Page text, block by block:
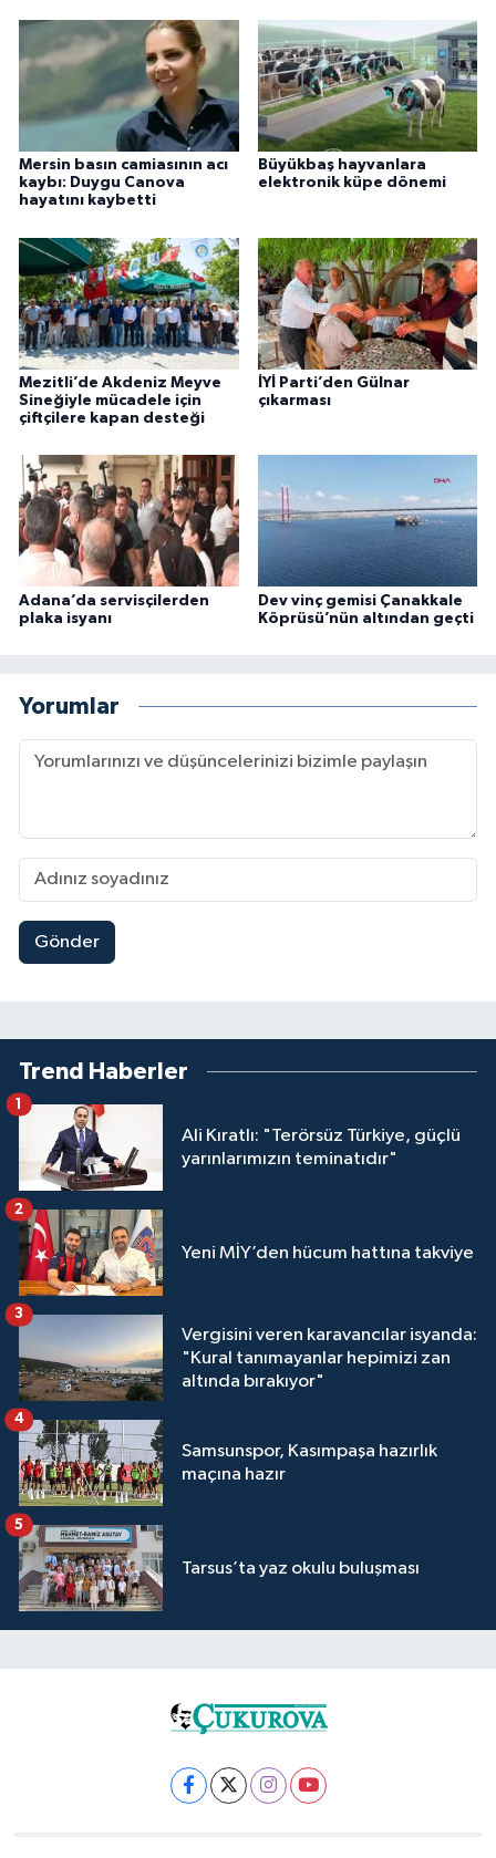
Mersin basın camiasının acı
kaybı: Duygu Canova
hayatını kaybetti
Büyükbaş hayvanlara
elektronik küpe dönemi
Mezitli’de Akdeniz Meyve
Sineğiyle mücadele için
çiftçilere kapan desteği
İYİ Parti’den Gülnar
çıkarması
Adana’da servisçilerden
plaka isyanı
Dev vinç gemisi Çanakkale
Köprüsü’nün altından geçti
Yorumlar
Gönder
Trend Haberler
Ali Kıratlı: "Terörsüz Türkiye, güçlü
yarınlarımızın teminatıdır"
1
Yeni MİY’den hücum hattına takviye
2
Vergisini veren karavancılar isyanda:
"Kural tanımayanlar hepimizi zan
altında bırakıyor"
3
Samsunspor, Kasımpaşa hazırlık
maçına hazır
4
Tarsus’ta yaz okulu buluşması
5